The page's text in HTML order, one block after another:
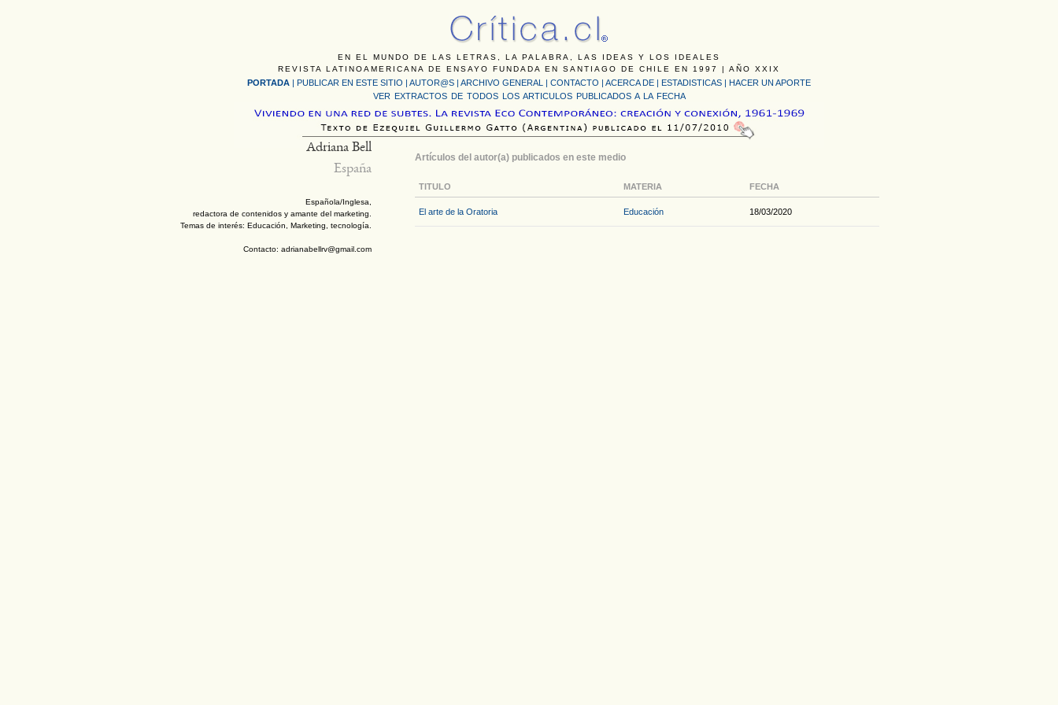
EN EL MUNDO DE LAS LETRAS, LA PALABRA, LAS IDEAS Y LOS IDEALES
REVISTA LATINOAMERICANA DE ENSAYO FUNDADA EN SANTIAGO DE CHILE EN 1997 | AÑO XXIX
PORTADA | PUBLICAR EN ESTE SITIO | AUTOR@S | ARCHIVO GENERAL | CONTACTO | ACERCA DE | ESTADISTICAS | HACER UN APORTE
VER EXTRACTOS DE TODOS LOS ARTICULOS PUBLICADOS A LA FECHA
Adriana Bell
España
Española/Inglesa,
redactora de contenidos y amante del marketing.
Temas de interés: Educación, Marketing, tecnología.
Contacto: adrianabellrv@gmail.com
Artículos del autor(a) publicados en este medio
TITULO MATERIA FECHA
El arte de la Oratoria Educación 18/03/2020